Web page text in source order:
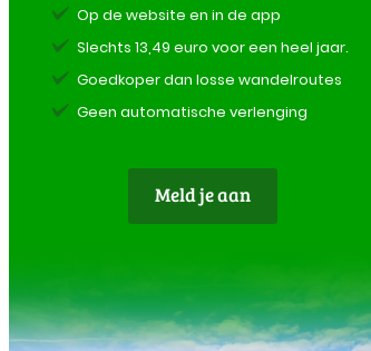
Op de website en in de app
Slechts 13,49 euro voor een heel jaar.
Goedkoper dan losse wandelroutes
Geen automatische verlenging
Meld je aan